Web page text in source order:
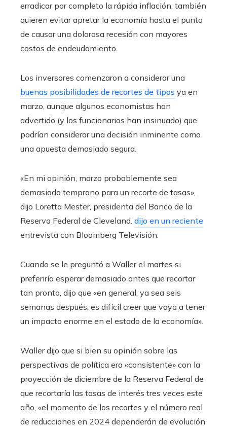
erradicar por completo la rápida inflación, también
quieren evitar apretar la economía hasta el punto
de causar una dolorosa recesión con mayores
costos de endeudamiento.
Los inversores comenzaron a considerar una
buenas posibilidades de recortes de tipos ya en
marzo, aunque algunos economistas han
advertido (y los funcionarios han insinuado) que
podrían considerar una decisión inminente como
una apuesta demasiado segura.
«En mi opinión, marzo probablemente sea
demasiado temprano para un recorte de tasas»,
dijo Loretta Mester, presidenta del Banco de la
Reserva Federal de Cleveland. dijo en un reciente
entrevista con Bloomberg Televisión.
Cuando se le preguntó a Waller el martes si
preferiría esperar demasiado antes que recortar
tan pronto, dijo que «en general, ya sea seis
semanas después, es difícil creer que vaya a tener
un impacto enorme en el estado de la economía».
Waller dijo que si bien su opinión sobre las
perspectivas de política era «consistente» con la
proyección de diciembre de la Reserva Federal de
que recortaría las tasas de interés tres veces este
año, «el momento de los recortes y el número real
de reducciones en 2024 dependerán de evolución